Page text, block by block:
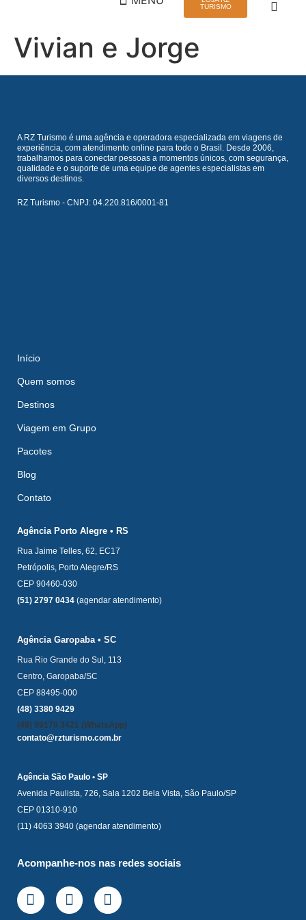
TURISMO
Vivian e Jorge
A RZ Turismo é uma agência e operadora especializada em viagens de
experiência, com atendimento online para todo o Brasil. Desde 2006,
trabalhamos para conectar pessoas a momentos únicos, com segurança,
qualidade e o suporte de uma equipe de agentes especialistas em
diversos destinos.
RZ Turismo - CNPJ: 04.220.816/0001-81
Início
Quem somos
Destinos
Viagem em Grupo
Pacotes
Blog
Contato
Agência Porto Alegre • RS
Rua Jaime Telles, 62, EC17
Petrópolis, Porto Alegre/RS
CEP 90460-030
(51) 2797 0434 (agendar atendimento)
Agência Garopaba • SC
Rua Rio Grande do Sul, 113
Centro, Garopaba/SC
CEP 88495-000
(48) 3380 9429
(48) 99170 3421 (WhatsApp)
contato@rzturismo.com.br
Agência São Paulo • SP
Avenida Paulista, 726, Sala 1202 Bela Vista, São Paulo/SP
CEP 01310-910
(11) 4063 3940 (agendar atendimento)
Acompanhe-nos nas redes sociais